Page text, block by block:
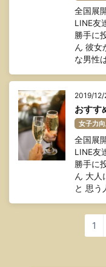
全国展
LINE友
勝手に
ん 彼女
な男性
2019/12/
おすす
女子力
全国展
LINE友
勝手に
ん 大人
と 思う
1